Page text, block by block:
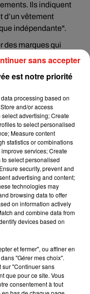
Ils indiquent
d’un vêtement
indépendante".
des marques qui
demandez des
au vendeur. S’il ne
votre chemin.
vous pouvez cliquer
recherche avec
même produit sur les
à la vie de chatelain
clip
le remix de « Love
Kylie Minogue
est notre priorité
processing based on
and/or access
advertising; Create
to select personalised
Measure content
statistics or combinations
services; Create
select personalised
security, prevent and
advertising and content;
technologies may
browsing data to offer
on information actively
and combine data from
devices based on
et fermer", ou affiner en
"Gérer mes choix".
sur "Continuer sans
que pour ce site. Vous
consentement à tout
sans accepter